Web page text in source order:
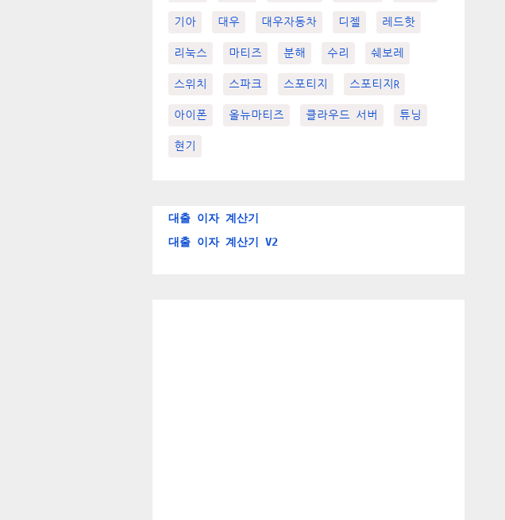
기아 대우 대우자동차 디젤 레드핫
리눅스 마티즈 분해 수리 쉐보레
스위치 스파크 스포티지 스포티지R
아이폰 올뉴마티즈 클라우드 서버 튜닝
현기
대출 이자 계산기
대출 이자 계산기 V2